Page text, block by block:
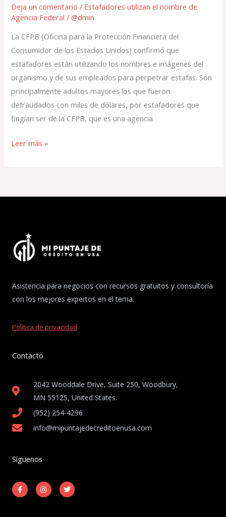
Deja un comentario / Estafadores utilizan el nombre de
Agencia Federal /@dmin
La CFPB (Oficina para la Protección Financiera del
Consumidor de los Estados Unidos) confirmó que
estafadores están utilizando los nombres e imágenes del
organismo y de sus empleados para perpetrar estafas. Son
principalmente adultos mayores los que fueron
defraudados con miles de dólares, por estafadores que
fingían ser de la CFPB, que es una agencia
para
timar
Leer más »
Asistencia para negocios con recursos gratuitos y consultoría
con los mejores expertos en el tema.
Política de privacidad
Contacto
2042 Wooddale Drive, Suite 250, Woodbury,
MN 55125, United States​.
(952) 254-4296
info@mipuntajedecreditoenusa.com
Síguenos
F
a
c
I
n
s
T
w
i